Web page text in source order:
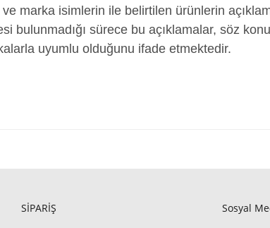
marka isimlerin ile belirtilen ürünlerin
bulunmadığı sürece bu açıklamalar, söz
uyumlu olduğunu ifade etmektedir.
SİPARİŞ Sosyal